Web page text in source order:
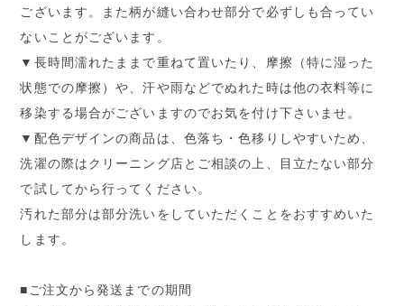
ございます。また柄が縫い合わせ部分で必ずしも合ってい
ないことがございます。
▼長時間濡れたままで重ねて置いたり、摩擦（特に湿った
状態での摩擦）や、汗や雨などでぬれた時は他の衣料等に
移染する場合がございますのでお気を付け下さいませ。
▼配色デザインの商品は、色落ち・色移りしやすいため、
洗濯の際はクリーニング店とご相談の上、目立たない部分
で試してから行ってください。
汚れた部分は部分洗いをしていただくことをおすすめいた
します。
■ご注文から発送までの期間